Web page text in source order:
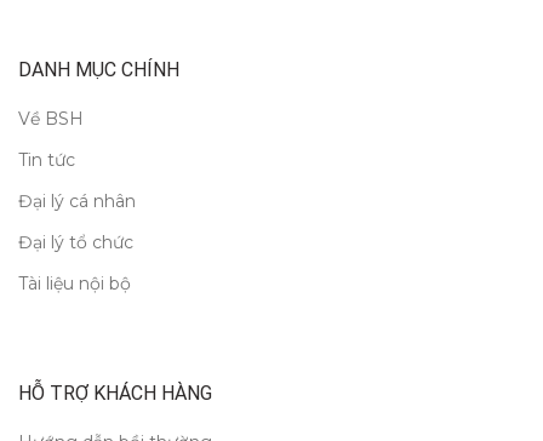
DANH MỤC CHÍNH
Về BSH
Tin tức
Đại lý cá nhân
Đại lý tổ chức
Tài liệu nội bộ
HỖ TRỢ KHÁCH HÀNG